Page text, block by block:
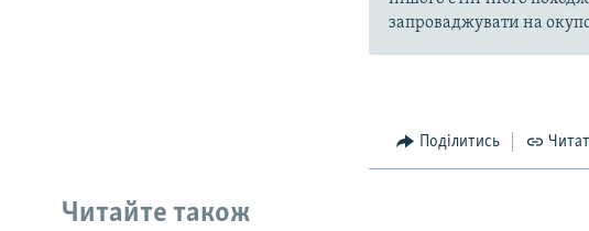
запроваджувати на
Поділитись
Читайте також